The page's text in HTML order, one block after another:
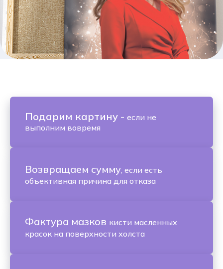
Подарим картину - если не
выполним вовремя
Возвращаем сумму, если есть
объективная причина для отказа
Фактура мазков кисти масленных
красок на поверхности холста